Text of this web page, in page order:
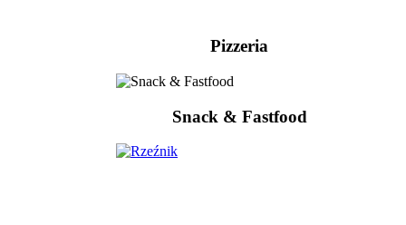
Pizzeria
Snack & Fastfood